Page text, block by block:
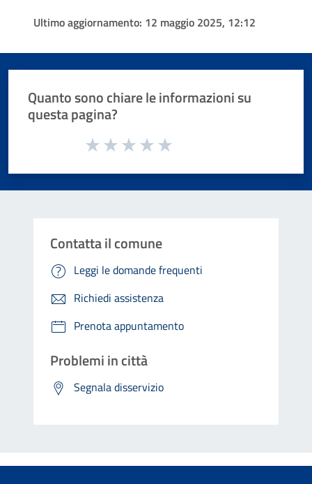
Ultimo aggiornamento: 12 maggio 2025, 12:12
Quanto sono chiare le informazioni su
questa pagina?
Valuta da 1 a 5 stelle la pagina
Contatta il comune
Leggi le domande frequenti
Richiedi assistenza
Prenota appuntamento
Problemi in città
Segnala disservizio